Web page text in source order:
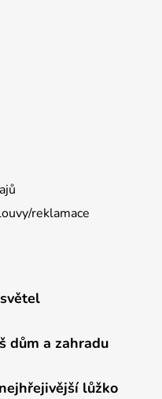
reklamace
dům a zahradu
lůžko